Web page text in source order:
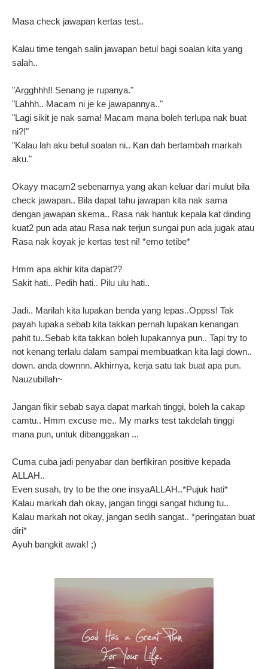
Masa check jawapan kertas test..
Kalau time tengah salin jawapan betul bagi soalan kita yang
salah..
"Argghhh!! Senang je rupanya."
"Lahhh.. Macam ni je ke jawapannya.."
"Lagi sikit je nak sama! Macam mana boleh terlupa nak buat
ni?!"
"Kalau lah aku betul soalan ni.. Kan dah bertambah markah
aku."
Okayy macam2 sebenarnya yang akan keluar dari mulut bila
check jawapan.. Bila dapat tahu jawapan kita nak sama
dengan jawapan skema.. Rasa nak hantuk kepala kat dinding
kuat2 pun ada atau Rasa nak terjun sungai pun ada jugak atau
Rasa nak koyak je kertas test ni! *emo tetibe*
Hmm apa akhir kita dapat??
Sakit hati.. Pedih hati.. Pilu ulu hati..
Jadi.. Marilah kita lupakan benda yang lepas..Oppss! Tak
payah lupaka sebab kita takkan pernah lupakan kenangan
pahit tu..Sebab kita takkan boleh lupakannya pun.. Tapi try to
not kenang terlalu dalam sampai membuatkan kita lagi down..
down. anda downnn. Akhirnya, kerja satu tak buat apa pun.
Nauzubillah~
Jangan fikir sebab saya dapat markah tinggi, boleh la cakap
camtu.. Hmm excuse me.. My marks test takdelah tinggi
mana pun, untuk dibanggakan ...
Cuma cuba jadi penyabar dan berfikiran positive kepada
ALLAH..
Even susah, try to be the one insyaALLAH..*Pujuk hati*
Kalau markah dah okay, jangan tinggi sangat hidung tu..
Kalau markah not okay, jangan sedih sangat.. *peringatan buat
diri*
Ayuh bangkit awak! ;)